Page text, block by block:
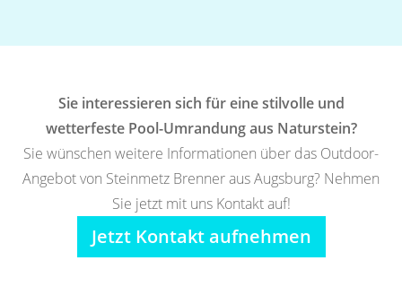
Sie interessieren sich für eine stilvolle und
wetterfeste Pool-Umrandung aus Naturstein?
Sie wünschen weitere Informationen über das Outdoor-
Angebot von Steinmetz Brenner aus Augsburg? Nehmen
Sie jetzt mit uns Kontakt auf!
Jetzt Kontakt aufnehmen